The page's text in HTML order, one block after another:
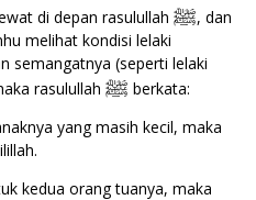
di depan rasulullah ﷺ, dan
melihat kondisi lelaki
semangatnya (seperti lelaki
rasulullah ﷺ berkata:
yang masih kecil, maka
kedua orang tuanya, maka